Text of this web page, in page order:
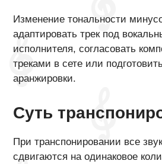
Изменение тональности
адаптировать трек под
исполнителя, согласовать
треками в сете или
аранжировки.
Суть
При транспонировании все
сдвигаются на одинаковое